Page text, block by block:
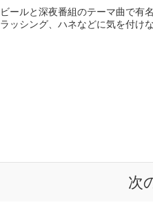
ビールと深夜番組のテーマ曲で有
ラッシング、ハネなどに気を付け
次